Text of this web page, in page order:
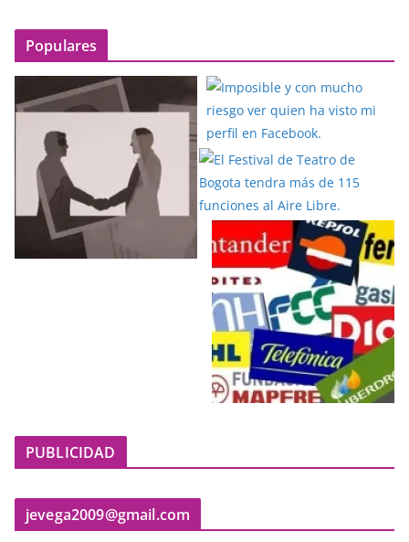
Populares
PUBLICIDAD
jevega2009@gmail.com